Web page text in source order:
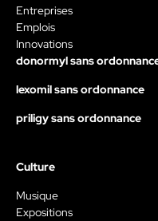
Entreprises
Emplois
Innovations
donormyl sans
lexomil sans ordonnance
priligy sans ordonnance
Culture
Musique
Expositions